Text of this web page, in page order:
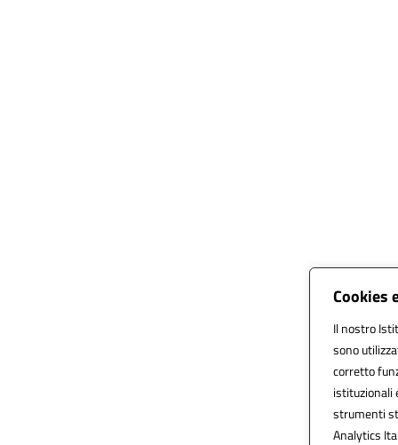
Cookies
Il nostro
sono
corretto
istituzionali
strumenti
Analytics